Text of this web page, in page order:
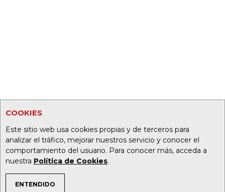
COOKIES
Este sitio web usa cookies propias y de terceros para
analizar el tráfico, mejorar nuestros servicio y conocer el
comportamiento del usuario. Para conocer más, acceda a
nuestra Política de Cookies.
ENTENDIDO